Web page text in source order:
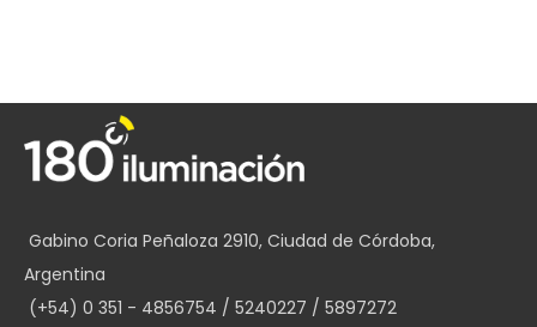
Gabino Coria Peñaloza 2910, Ciudad de Córdoba,
Argentina
(+54) 0 351 - 4856754 / 5240227 / 5897272